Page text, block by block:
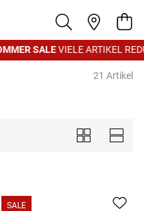
SALEVIELE ARTIKEL
21 Artikel
Anzeigen als
KachelnListe
SALE